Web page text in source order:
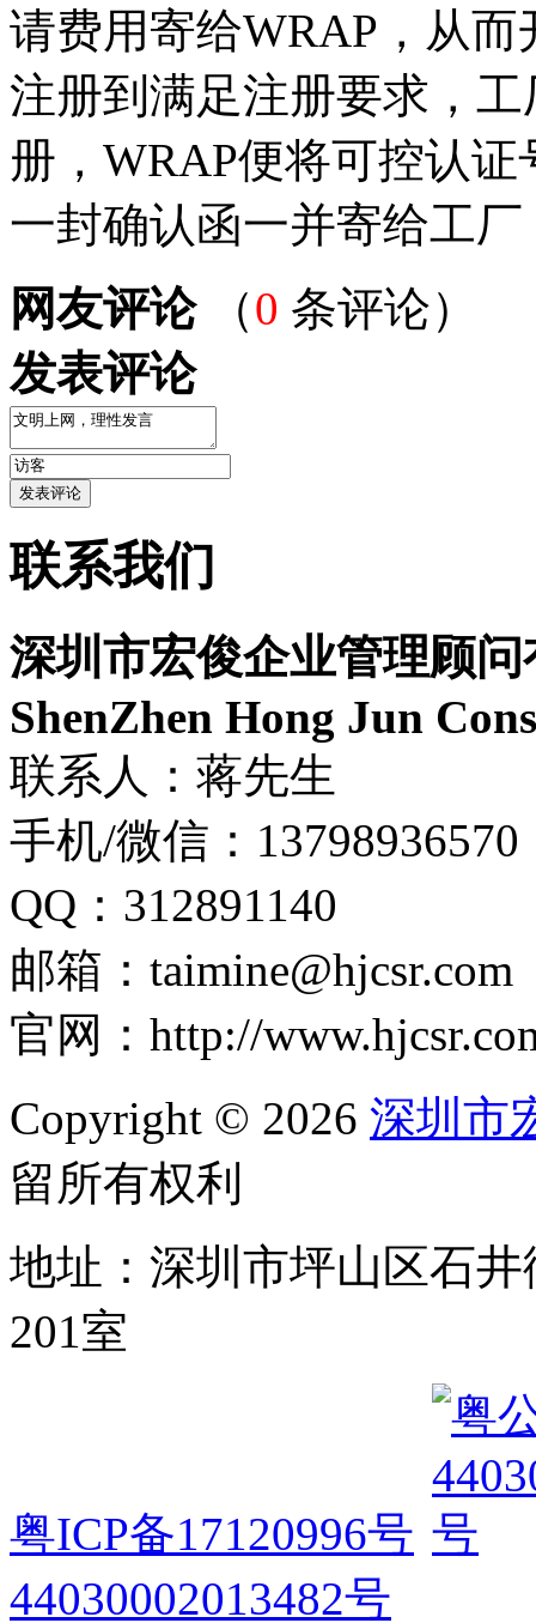
请费用寄给WRAP，从
注册到满足注册要求，
册，WRAP便将可控认
一封确认函一并寄给工厂
网友评论（0 条评论）
发表评论
联系我们
深圳市宏俊企业管理顾
ShenZhen Hong Jun
联系人：蒋先生
手机/微信：13798936570
QQ：312891140
邮箱：taimine@hjcsr.com
官网：http://
Copyright © 2026 深圳市
留所有权利
地址：深圳市坪山区石
201室
粤ICP备17120996号
44030002013482号